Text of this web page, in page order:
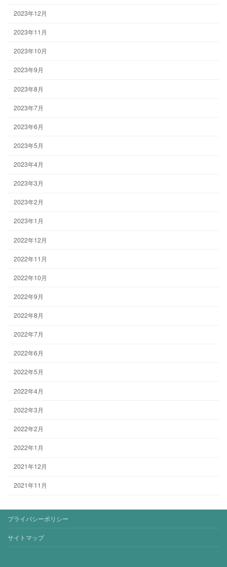
2023年12月
2023年11月
2023年10月
2023年9月
2023年8月
2023年7月
2023年6月
2023年5月
2023年4月
2023年3月
2023年2月
2023年1月
2022年12月
2022年11月
2022年10月
2022年9月
2022年8月
2022年7月
2022年6月
2022年5月
2022年4月
2022年3月
2022年2月
2022年1月
2021年12月
2021年11月
プライバシーポリシー
サイトマップ